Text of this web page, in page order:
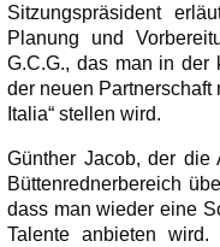
Sitzungspräsident
Planung und
G.C.G., das man in der
der neuen Partnerschaft
Italia“ stellen wird.
Günther Jacob, der die
Büttenrednerbereich
dass man wieder eine
Talente anbieten